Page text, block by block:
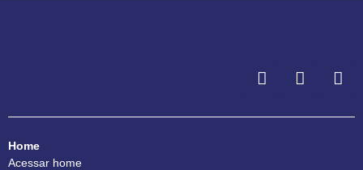
Home
Acessar home